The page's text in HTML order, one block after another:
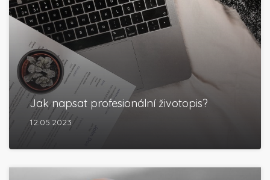
Jak napsat profesionální životopis?
12.05.2023